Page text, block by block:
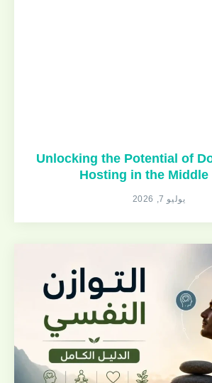
Unlocking the Potential of
Hosting in the Middle
يوليو 7, 2026